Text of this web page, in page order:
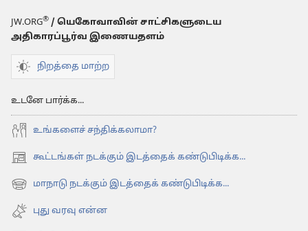
8,
JW.ORG® / யெகோவாவின் சாட்சிகளுடைய
அதிகாரப்பூர்வ இணையதளம்
நிறத்தை மாற்ற
உடனே பார்க்க...
உங்களைச் சந்திக்கலாமா?
கூட்டங்கள் நடக்கும் இடத்தைக் கண்டுபிடிக்க...
(opens
new மாநாடு நடக்கும் இடத்தைக் கண்டுபிடிக்க...
(opens
new
window)
புது வரவு என்ன